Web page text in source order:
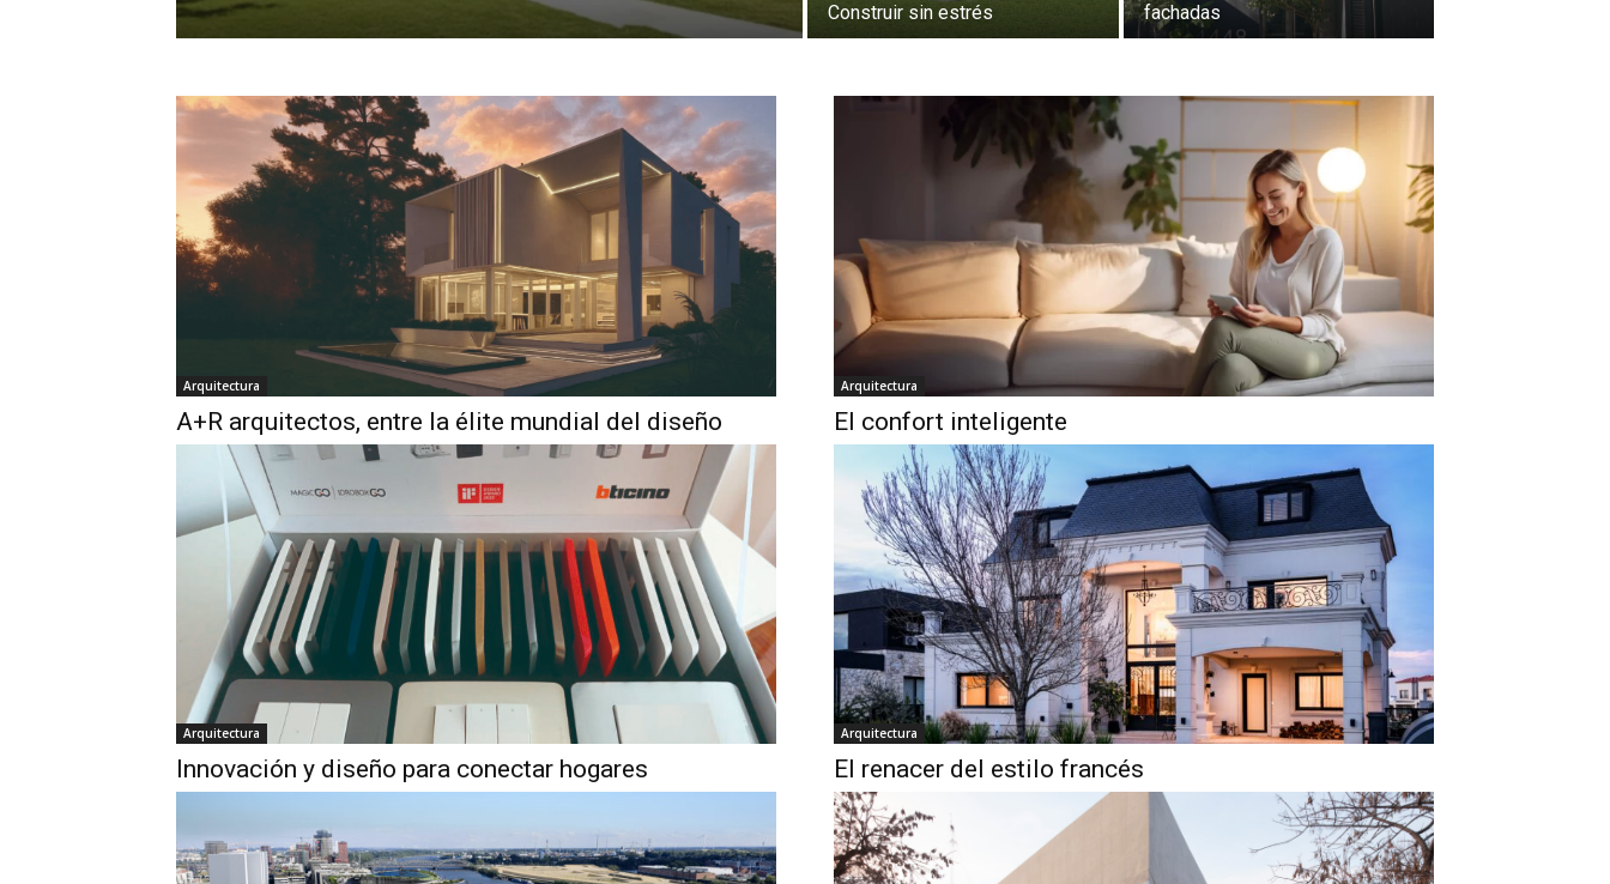
Construir sin estrés
fachadas
Arquitectura
A+R arquitectos, entre la élite mundial del diseño
Arquitectura
El confort inteligente
Arquitectura
Innovación y diseño para conectar hogares
Arquitectura
El renacer del estilo francés